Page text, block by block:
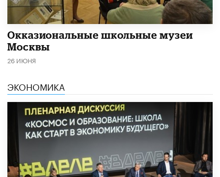
​Окказиональные школьные музеи
Москвы
26 ИЮНЯ
ЭКОНОМИКА